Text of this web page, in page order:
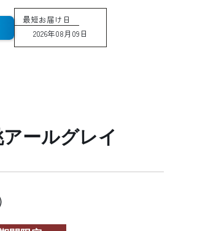
最短お届け日
2026年08月09日
ールグレイ